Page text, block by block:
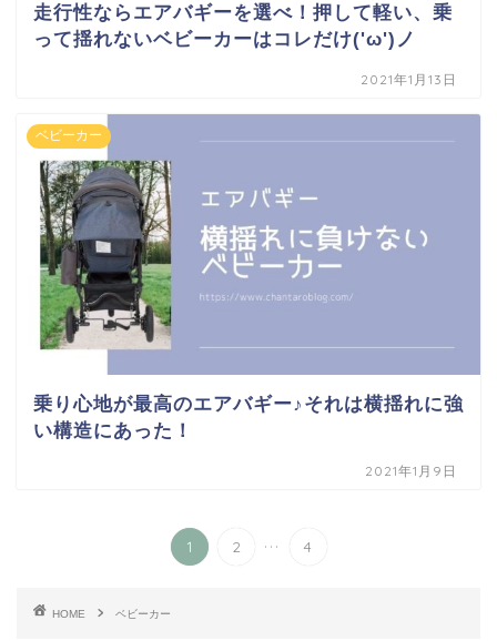
走行性ならエアバギーを選べ！押して軽い、乗
って揺れないベビーカーはコレだけ('ω')ノ
2021年1月13日
ベビーカー
乗り心地が最高のエアバギー♪それは横揺れに強
い構造にあった！
2021年1月9日
1 2 ... 4
HOME ベビーカー